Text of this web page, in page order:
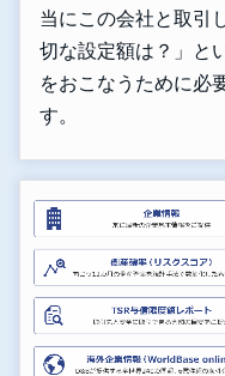
当にこの会社と取引
切な設定額は？」と
をおこなうために必
す。